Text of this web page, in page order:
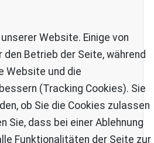
Website. Einige von
Betrieb der Seite, während
Website und die
(Tracking Cookies). Sie
ob Sie die Cookies zulassen
Sie, dass bei einer Ablehnung
Funktionalitäten der Seite zur